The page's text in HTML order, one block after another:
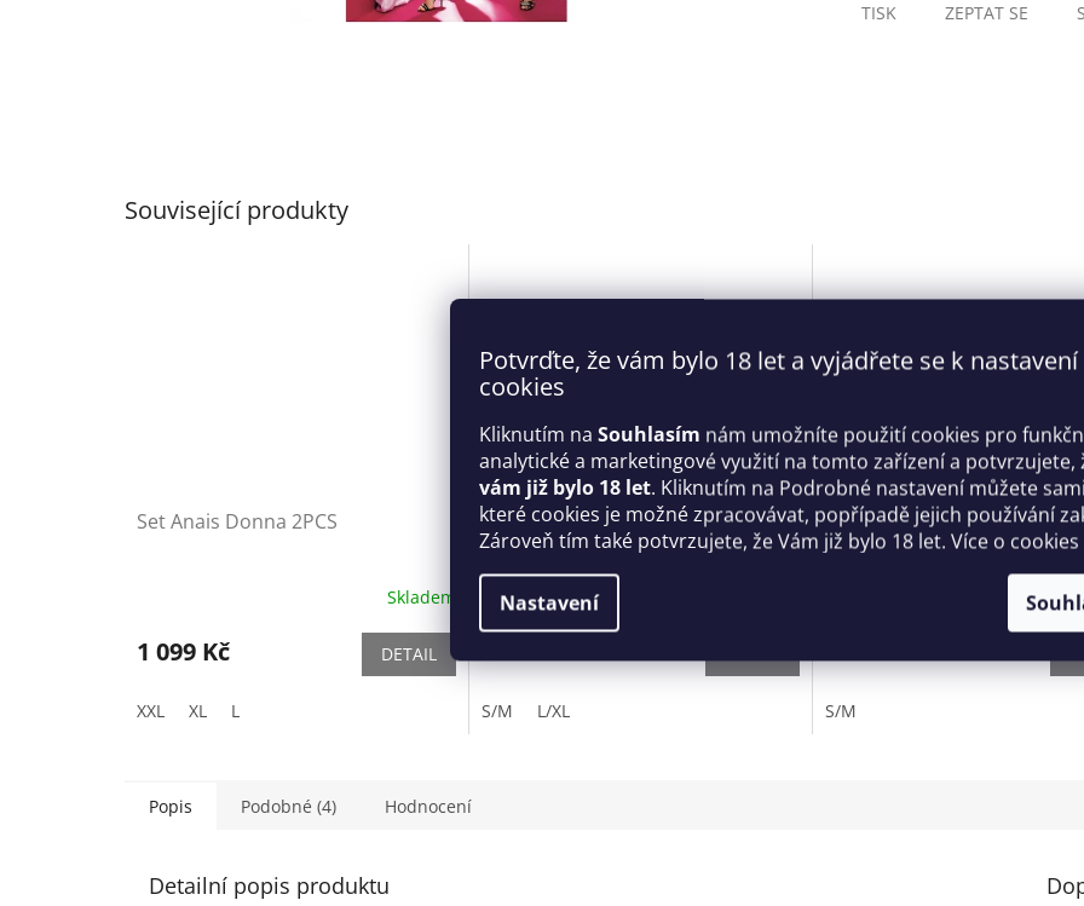
Potvrďte, že vám bylo 18 let a vyjádřete se k nastavení
cookies
Kliknutím na Souhlasím nám umožníte použití cookies pro
analytické a marketingové využití na tomto zařízení a potvrzujete,
vám již bylo 18 let. Kliknutím na Podrobné nastavení můžete
které cookies je možné zpracovávat, popřípadě jejich používání
Zároveň tím také potvrzujete, že Vám již bylo 18 let. Více o cookies
Nastavení
TISK ZEPTAT SE
Související produkty
Set Anais Donna 2PCS
Skladem
1 099 Kč DETAIL
XXL XL L
Elegantní body Nudelia teddy
nude - Obsessive
S/M L/XL
Dámská souprava Irissan
sada - LivCo Corsetti
S/M
Popis Podobné (4) Hodnocení
Detailní popis produktu